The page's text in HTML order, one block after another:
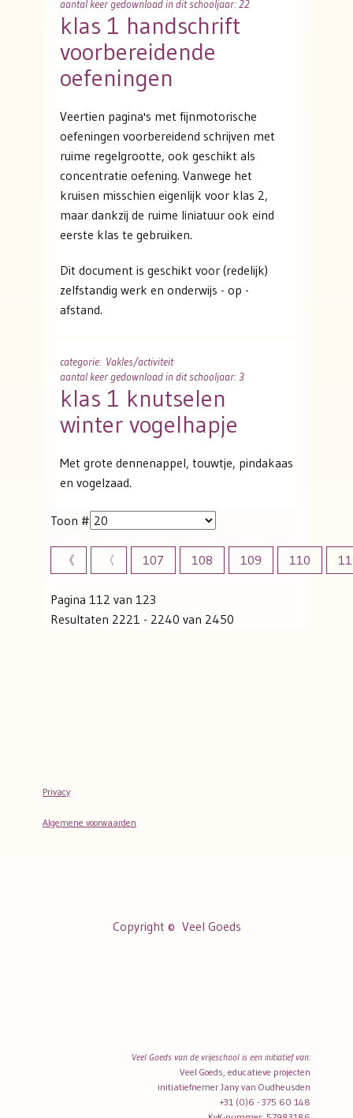
aantal keer gedownload in dit schooljaar: 22
klas 1 handschrift
voorbereidende
oefeningen
Veertien pagina's met fijnmotorische
oefeningen voorbereidend schrijven met
ruime regelgrootte, ook geschikt als
concentratie oefening. Vanwege het
kruisen misschien eigenlijk voor klas 2,
maar dankzij de ruime liniatuur ook eind
eerste klas te gebruiken.
Dit document is geschikt voor (redelijk)
zelfstandig werk en onderwijs - op -
afstand.
categorie: Vakles/activiteit
aantal keer gedownload in dit schooljaar: 3
klas 1 knutselen
winter vogelhapje
Met grote dennenappel, touwtje, pindakaas
en vogelzaad.
Toon #
《 〈 107 108 109 110
Pagina 112 van 123
Resultaten 2221 - 2240 van 2450
Privacy
Algemene voorwaarden
Copyright © Veel Goeds
Veel Goeds van de vrijeschool is een initiatief van:
Veel Goeds, educatieve projecten
initiatiefnemer Jany van Oudheusden
+31 (0)6 - 375 60 148